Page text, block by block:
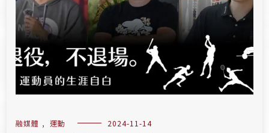
融媒體 , 運動 2024-11-14